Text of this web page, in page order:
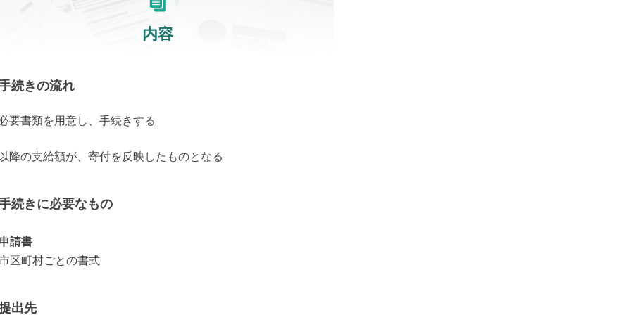
内容
続きの流れ
要書類を用意し、手続きする
降の支給額が、寄付を反映したものとなる
続きに必要なもの
請書
区町村ごとの書式
出先